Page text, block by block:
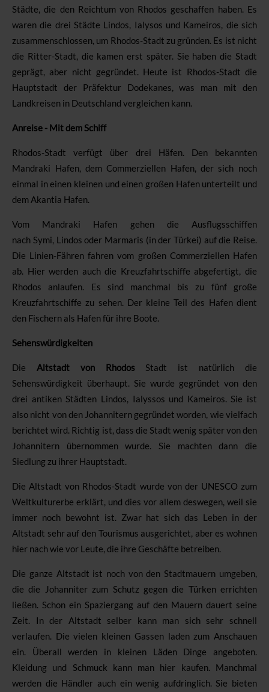
Städte, die den Reichtum von Rhodos geschaffen haben. Es
waren die drei Städte Lindos, Ialysos und Kameiros, die sich
zusammenschlossen, um Rhodos-Stadt zu gründen. Es ist nicht
die Ritter-Stadt, die kamen erst später. Sie haben die Stadt
geprägt, aber nicht gegründet. Heute ist Rhodos-Stadt die
Hauptstadt der Präfektur Dodekanes, was man mit den
Landkreisen in Deutschland vergleichen kann.
Anreise - Mit dem Schiff
Rhodos-Stadt verfügt über drei Häfen. Den bekannten
Mandraki Hafen, dem Commerziellen Hafen, der sich noch
einmal in einen kleinen und einen großen Hafen unterteilt und
dem Akantia Hafen.
Vom Mandraki Hafen gehen die Ausflugsschiffen
nach Symi, Lindos oder Marmaris (in der Türkei) auf die Reise.
Die Linien-Fähren fahren vom großen Commerziellen Hafen
ab. Hier werden auch die Kreuzfahrtschiffe abgefertigt, die
Rhodos anlaufen. Es sind manchmal bis zu fünf große
Kreuzfahrtschiffe zu sehen. Der kleine Teil des Hafen dient
den Fischern als Hafen für ihre Boote.
Sehenswürdigkeiten
Die Altstadt von Rhodos
Stadt ist natürlich die
Sehenswürdigkeit überhaupt. Sie wurde gegründet von den
drei antiken Städten Lindos, Ialyssos und Kameiros. Sie ist
also nicht von den Johannitern gegründet worden, wie vielfach
berichtet wird. Richtig ist, dass die Stadt wenig später von den
Johannitern übernommen wurde. Sie machten dann die
Siedlung zu ihrer Hauptstadt.
Die Altstadt von Rhodos-Stadt wurde von der UNESCO zum
Weltkulturerbe erklärt, und dies vor allem deswegen, weil sie
immer noch bewohnt ist. Zwar hat sich das Leben in der
Altstadt sehr auf den Tourismus ausgerichtet, aber es wohnen
hier nach wie vor Leute, die ihre Geschäfte betreiben.
Die ganze Altstadt ist noch von den Stadtmauern umgeben,
die die Johanniter zum Schutz gegen die Türken errichten
ließen. Schon ein Spaziergang auf den Mauern dauert seine
Zeit. In der Altstadt selber kann man sich sehr schnell
verlaufen. Die vielen kleinen Gassen laden zum Anschauen
ein. Überall werden in kleinen Läden Dinge angeboten.
Kleidung und Schmuck kann man hier kaufen. Manchmal
werden die Händler auch ein wenig aufdringlich. Sie bieten